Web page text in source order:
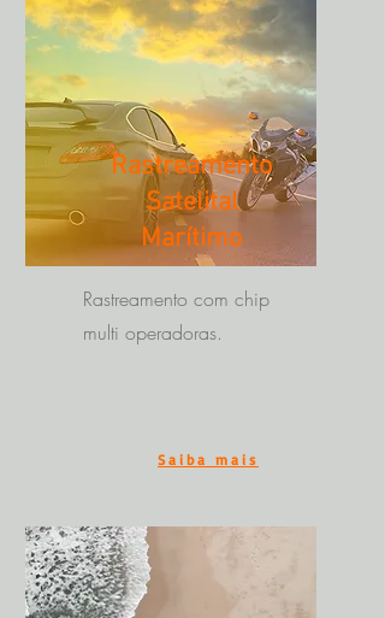
Rastreamento
Satelital
Marítimo
Rastreamento com chip
multi operadoras.
Saiba mais